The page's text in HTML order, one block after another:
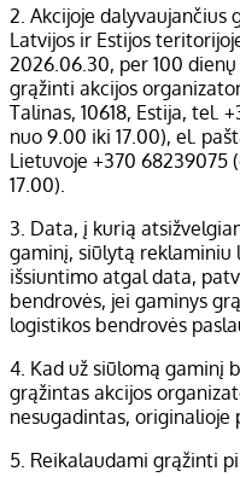
2. Akcijoje dalyvaujančius
Latvijos ir Estijos
2026.06.30, per 100
grąžinti akcijos
Talinas, 10618, Estija, tel.
nuo 9.00 iki 17.00), el.
Lietuvoje +370 68239075
17.00).
3. Data, į kurią
gaminį, siūlytą
išsiuntimo atgal data,
bendrovės, jei gaminys
logistikos bendrovės
4. Kad už siūlomą gaminį
grąžintas akcijos
nesugadintas, originalioje
5. Reikalaudami grąžinti